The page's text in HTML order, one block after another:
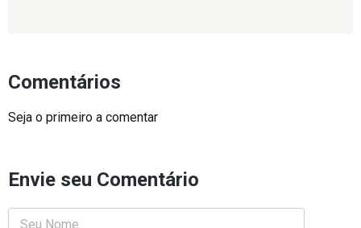
Comentários
Seja o primeiro a comentar
Envie seu Comentário